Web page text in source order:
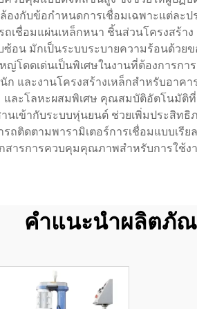
งกับข้อกำหนดการเชื่อมเฉพาะแต่ละ
ชื่อมแผ่นเหล็กหนา ชิ้นส่วนโครงสร้า
อน มักเป็นระบบระบายความร้อนด้ว
ญ่โดดเด่นเป็นพิเศษในงานที่ต้องการก
และงานโครงสร้างเหล็กสำหรับอาค
และโลหะผสมพิเศษ คุณสมบัติอัตโนมัติ
นเข้ากับระบบหุ่นยนต์ ช่วยเพิ่มประสิ
ติดตามพารามิเตอร์การเชื่อมแบบเรี
กสารการควบคุมคุณภาพสำหรับการใช้
คำแนะนำผลิตภั